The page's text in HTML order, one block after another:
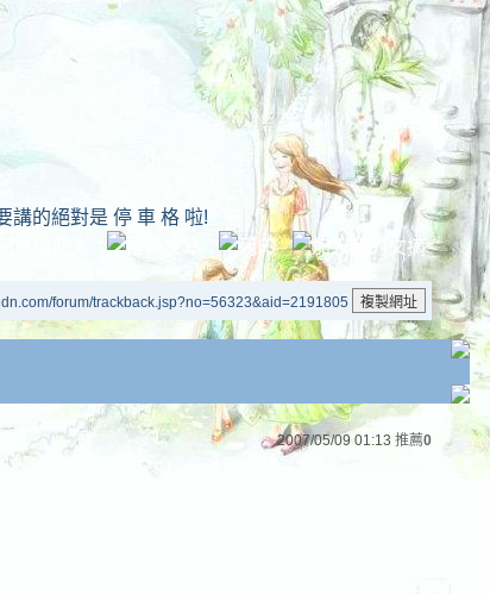
講的絕對是 停 車 格 啦!
forum/trackback.jsp?no=56323&aid=2191805
2007/05/09 01:13 推薦0